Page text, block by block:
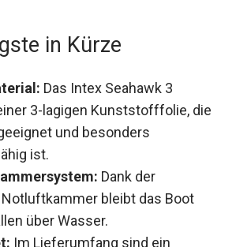
in Kürze
Das Intex Seahawk 3
3-lagigen Kunststofffolie,
und besonders
ist.
Dank der
Notluftkammer bleibt das Boot
über Wasser.
Im Lieferumfang sind ein